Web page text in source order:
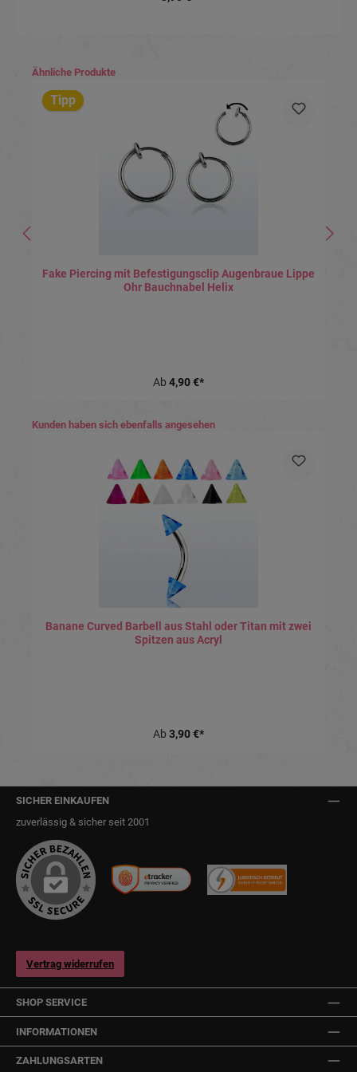
Produktgalerie überspringen
Ähnliche Produkte
Tipp
Fake Piercing mit Befestigungsclip Augenbraue Lippe
Ohr Bauchnabel Helix
Ab 4,90 €*
Produktgalerie überspringen
Kunden haben sich ebenfalls angesehen
Banane Curved Barbell aus Stahl oder Titan mit zwei
Spitzen aus Acryl
Ab 3,90 €*
SICHER EINKAUFEN
zuverlässig & sicher seit 2001
Vertrag widerrufen
SHOP SERVICE
INFORMATIONEN
ZAHLUNGSARTEN